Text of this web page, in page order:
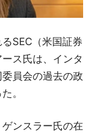
SEC（米国証券
ス氏は、インタ
員会の過去の政
。
ンスラー氏の在